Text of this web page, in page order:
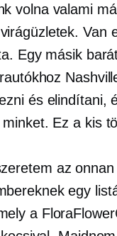
volna valami
Van
Egy másik
és elindítani,
Ez a kis
az
egy
a